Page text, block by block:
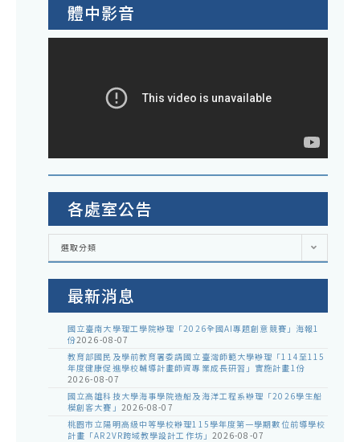
體中影音
各處室公告
各
室
選取分類
最新消息
國立臺南大學理工學院辦理「2026全國AI專題創意競賽」海報1
份2026-08-07
教育部國民及學前教育署委請國立臺灣師範大學辦理「114至115
年度健康促進學校輔導計畫師資專業成長研習」實施計畫1份
2026-08-07
國立高雄科技大學海事學院造船及海洋工程系辦理「2026學生船
模創客大賽」 2026-08-07
桃園市立陽明高級中等學校辦理115學年度第一學期數位前導學校
計畫「AR2VR跨域教學設計工作坊」 2026-08-07